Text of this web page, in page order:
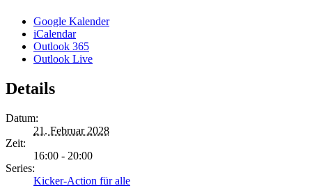
Google Kalender
iCalendar
Outlook 365
Outlook Live
Details
Datum:
21. Februar 2028
Zeit:
16:00 - 20:00
Series:
Kicker-Action für alle